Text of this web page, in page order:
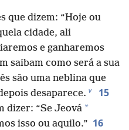
que dizem: “Hoje ou
cidade, ali
e ganharemos
saibam como será a sua
são uma neblina que
desaparece. v 15
dizer: “Se Jeová *
isso ou aquilo.” 16